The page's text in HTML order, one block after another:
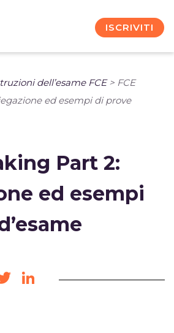
ISCRIVITI
dell’esame FCE> FCE
ed esempi di prove
Part 2:
ed esempi
TwitterLinkedIn